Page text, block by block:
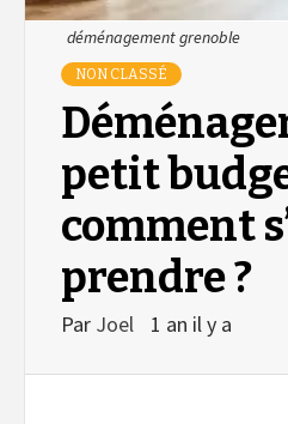
déménagement grenoble
NON CLASSÉ
petit
comment
prendre ?
Par Joel 1 an il y a